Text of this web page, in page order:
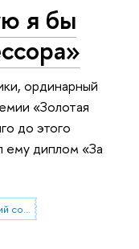
я бы
ординарный
«Золотая
до этого
диплом «За
профессорско-преподавательский состав